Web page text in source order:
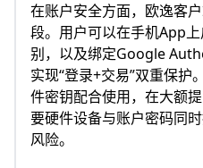
在账户安全方面，欧逸客
段。用户可以在手机App
别，以及绑定Google
实现“登录+交易”双重保护
件密钥配合使用，在大额
要硬件设备与账户密码同
风险。